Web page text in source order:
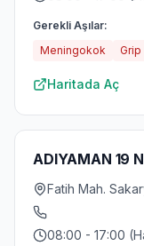
Gerekli Aşılar:
Meningokok
Grip
Haritada Aç
ADIYAMAN 19
Fatih Mah.
08:00 - 17:00